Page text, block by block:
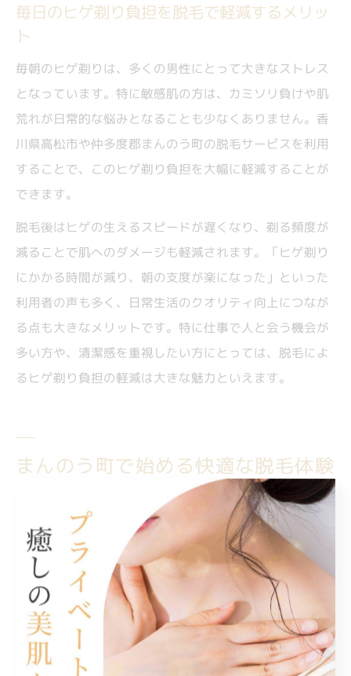
毎日のヒゲ剃り負担を脱毛で軽減するメリッ
ト
毎朝のヒゲ剃りは、多くの男性にとって大きなストレス
となっています。特に敏感肌の方は、カミソリ負けや肌
荒れが日常的な悩みとなることも少なくありません。香
川県高松市や仲多度郡まんのう町の脱毛サービスを利用
することで、このヒゲ剃り負担を大幅に軽減することが
できます。
脱毛後はヒゲの生えるスピードが遅くなり、剃る頻度が
減ることで肌へのダメージも軽減されます。「ヒゲ剃り
にかかる時間が減り、朝の支度が楽になった」といった
利用者の声も多く、日常生活のクオリティ向上につなが
る点も大きなメリットです。特に仕事で人と会う機会が
多い方や、清潔感を重視したい方にとっては、脱毛によ
るヒゲ剃り負担の軽減は大きな魅力といえます。
まんのう町で始める快適な脱毛体験
快適に脱毛を始めるための事前準備ポイント
髪の脱毛や体毛の処理を香川県高松市仲多度郡まんのう
町で始めるにあたり、事前準備は非常に重要です。ま
ず、自分の脱毛したい部位や目的を明確にしましょう。
例えば「髭脱毛で清潔感を出したい」「全身脱毛で自己
処理の手間を減らしたい」など、希望によって適したメ